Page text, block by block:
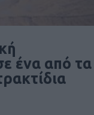
ένα από τα